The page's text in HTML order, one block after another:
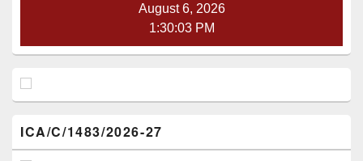
August 6, 2026
1:30:05 PM
ICA/C/1483/2026-27